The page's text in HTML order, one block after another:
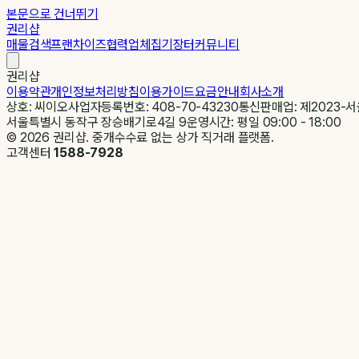
본문으로 건너뛰기
권리샵
매물검색프랜차이즈협력업체집기장터커뮤니티
권리샵
이용약관개인정보처리방침이용가이드요금안내회사소개
상호: 씨이오사업자등록번호: 408-70-43230통신판매업: 제2023-
서울특별시 동작구 장승배기로4길 9운영시간: 평일 09:00 - 18:00
© 2026 권리샵. 중개수수료 없는 상가 직거래 플랫폼.
고객센터1588-7928